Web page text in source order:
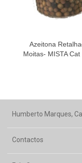
Azeitona
Moitas- MISTA Cat
Humberto Marques,
Contactos